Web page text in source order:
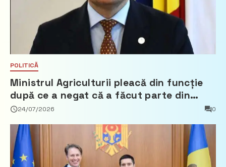
POLITICĂ
Ministrul Agriculturii pleacă din funcție
după ce a negat că a făcut parte din
Partidul Democrat
24/07/2026 0